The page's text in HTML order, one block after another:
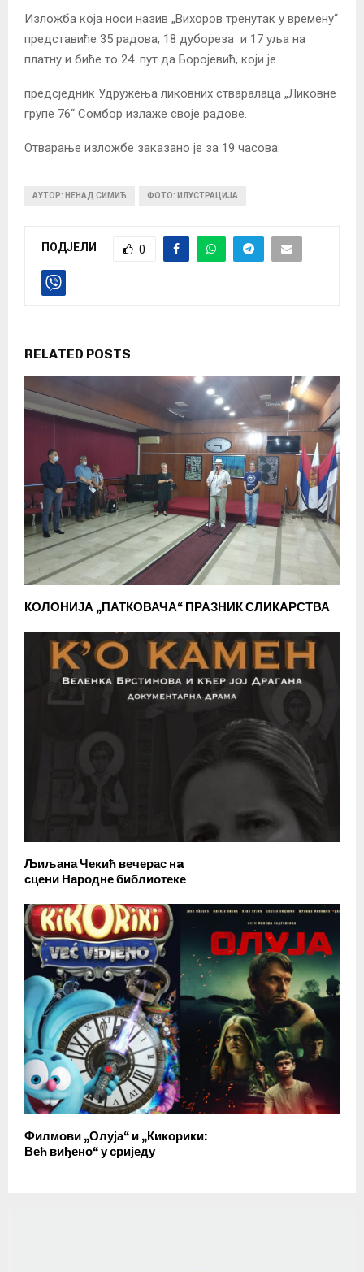
Изложба која носи назив „Вихоров тренутак у времену“
представиће 35 радова, 18 дубореза и 17 уља на
платну и биће то 24. пут да Боројевић, који је
предсједник Удружења ликовних стваралаца „Ликовне
групе 76“ Сомбор излаже своје радове.
Отварање изложбе заказано је за 19 часова.
АУТОР: НЕНАД СИМИЋ ФОТО: ИЛУСТРАЦИЈА
ПОДЈЕЛИ 0
RELATED POSTS
КОЛОНИЈА „ПАТКОВАЧА“ ПРАЗНИК СЛИКАРСТВА
Љиљана Чекић вечерас нa
сцени Народне библиотеке
Филмови „Олуја“ и „Кикорики:
Већ виђено“ у сриједу